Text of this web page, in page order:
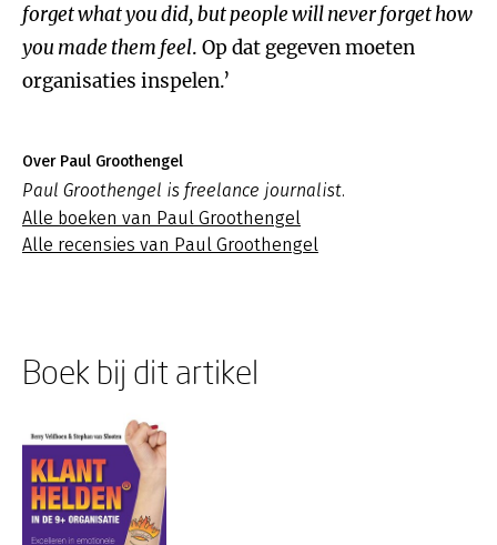
forget what you did, but people will never forget how
you made them feel. Op dat gegeven moeten
organisaties inspelen.’
Over Paul Groothengel
Paul Groothengel is freelance journalist.
Alle boeken van Paul Groothengel
Alle recensies van Paul Groothengel
Boek bij dit artikel